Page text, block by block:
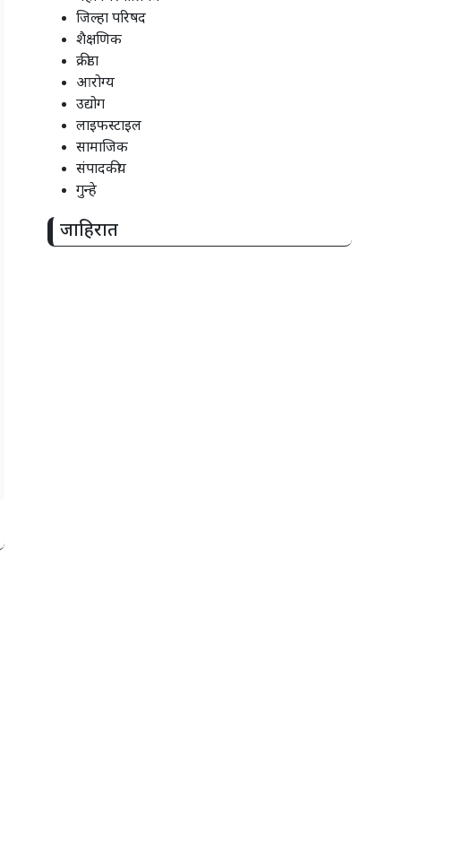
जिल्हा परिषद
शैक्षणिक
क्रीडा
आरोग्य
उद्योग
लाइफस्टाइल
सामाजिक
संपादकीय
गुन्हे
जाहिरात